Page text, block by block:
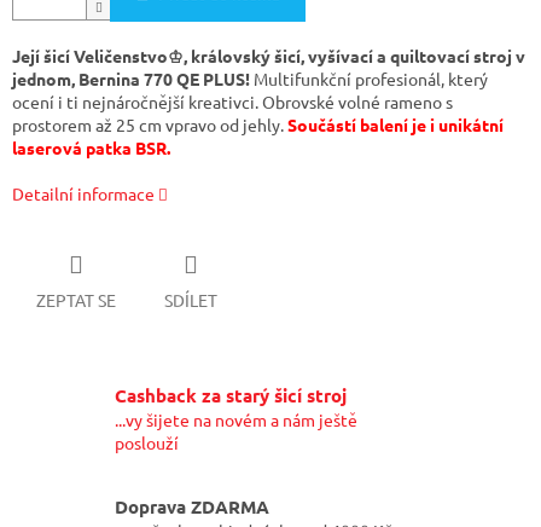
Její šicí Veličenstvo♔, královský šicí, vyšívací a quiltovací stroj v
jednom, Bernina 770 QE PLUS! Multifunkční profesionál, který
ocení i ti nejnáročnější kreativci. Obrovské volné rameno s
prostorem až 25 cm vpravo od jehly.Součástí balení je i unikátní
laserová patka BSR.
Detailní informace
ZEPTAT SE SDÍLET
Cashback za starý šicí stroj
...vy šijete na novém a nám ještě
poslouží
Doprava ZDARMA